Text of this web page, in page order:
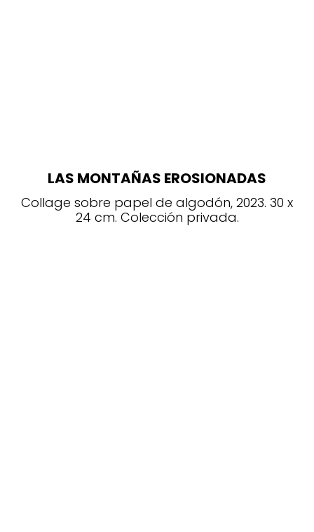
LAS MONTAÑAS EROSIONADAS
Collage sobre papel de algodón, 2023. 30 x
24 cm. Colección privada.